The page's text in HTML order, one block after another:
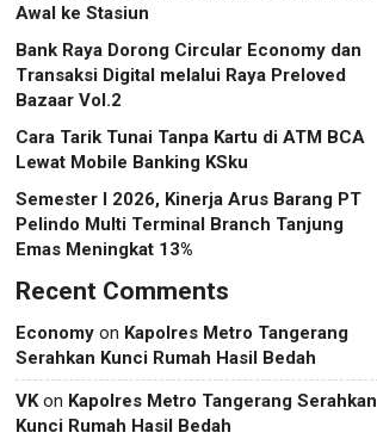
Awal ke Stasiun
Bank Raya Dorong Circular Economy dan
Transaksi Digital melalui Raya Preloved
Bazaar Vol.2
Cara Tarik Tunai Tanpa Kartu di ATM BCA
Lewat Mobile Banking KSku
Semester I 2026, Kinerja Arus Barang PT
Pelindo Multi Terminal Branch Tanjung
Emas Meningkat 13%
Recent Comments
Economy on Kapolres Metro Tangerang
Serahkan Kunci Rumah Hasil Bedah
VKon Kapolres Metro Tangerang Serahkan
Kunci Rumah Hasil Bedah